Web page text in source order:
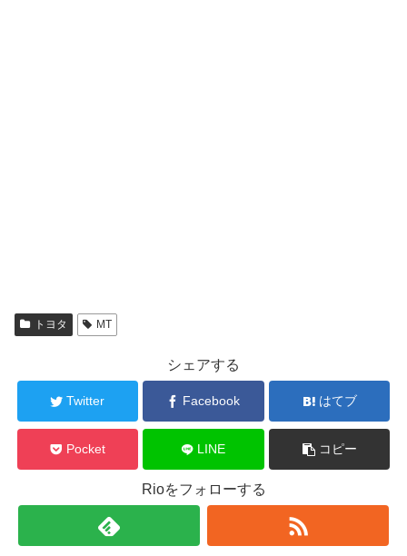
トヨタ MT
シェアする
Twitter Facebook はてブ
Pocket LINE コピー
Rioをフォローする